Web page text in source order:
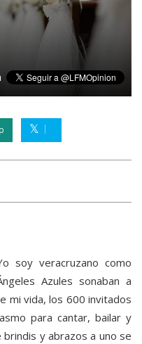
soy veracruzano como
Azules sonaban a
mi vida, los 600 invitados
para cantar, bailar y
y abrazos a uno se